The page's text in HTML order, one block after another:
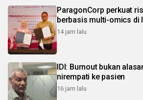
ParagonCorp perkuat
berbasis multi-omics di
14 jam lalu
IDI: Burnout bukan
nirempati ke pasien
16 jam lalu